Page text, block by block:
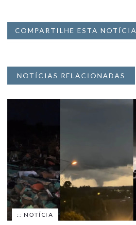
COMPARTILHE ESTA NOTÍCIA
NOTÍCIAS RELACIONADAS
:: NOTÍCIA